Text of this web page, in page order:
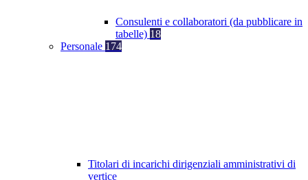
Consulenti e collaboratori (da pubblicare in
tabelle) 18
Personale 174
Titolari di incarichi dirigenziali amministrativi di
vertice